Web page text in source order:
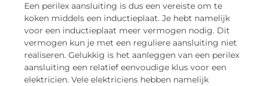
Een perilex aansluiting is dus een vereiste om te
koken middels een inductieplaat. Je hebt namelijk
voor een inductieplaat meer vermogen nodig. Dit
vermogen kun je met een reguliere aansluiting niet
realiseren. Gelukkig is het aanleggen van een perilex
aansluiting een relatief eenvoudige klus voor een
elektricien. Vele elektriciens hebben namelijk